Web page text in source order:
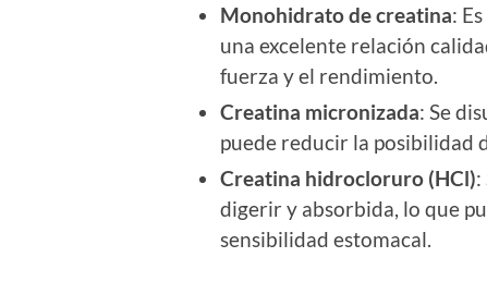
Monohidrato de creatina:
una excelente relación
fuerza y el rendimiento.
Creatina micronizada: Se
puede reducir la posibilidad
Creatina hidrocloruro (HCl):
digerir y absorbida, lo que
sensibilidad estomacal.